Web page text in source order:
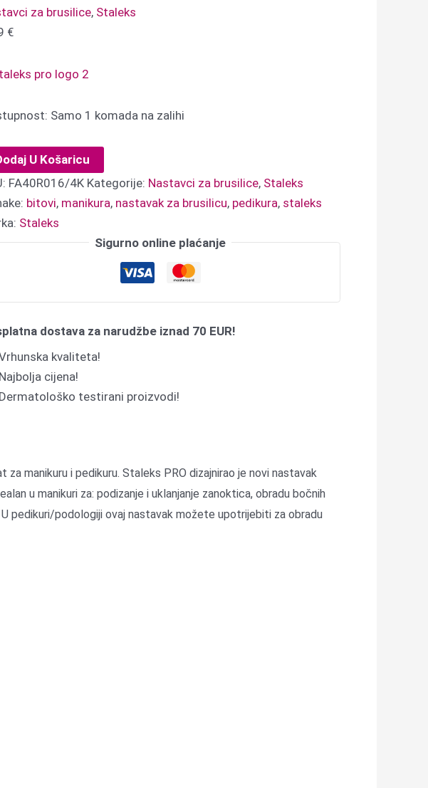
za brusilice, Staleks
€
Samo 1 komada na zalihi
U Košaricu
FA40R016/4K Kategorije: Nastavci za brusilice, Staleks
bitovi, manikura, nastavak za brusilicu, pedikura, staleks
Staleks
Sigurno online plaćanje
dostava za narudžbe iznad 70 EUR!
kvaliteta!
Najbolja cijena!
Dermatološko testirani proizvodi!
za manikuru i pedikuru. Staleks PRO dizajnirao je novi nastavak
u manikuri za: podizanje i uklanjanje zanoktica, obradu bočnih
pedikuri/podologiji ovaj nastavak možete upotrijebiti za obradu